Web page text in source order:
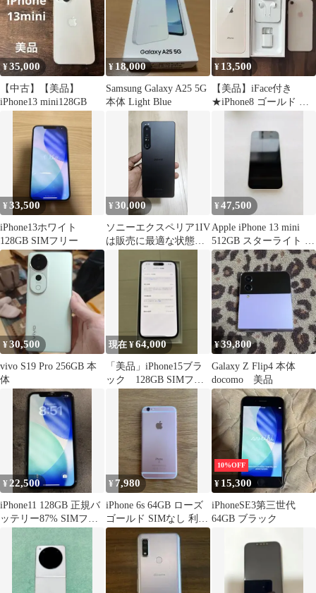
¥35,000
【中古】【美品】
iPhone13 mini128GB
¥ 18,000
Samsung Galaxy A25 5G
本体 Light Blue
¥ 13,500
【美品】iFace付き
★iPhone8 ゴールド 本
¥33,500
iPhone13ホワイト
128GB SIMフリー
¥30,000
ソニーエクスペリア1IV
は販売に最適な状態で
¥47,500
Apple iPhone 13 mini
512GB スターライト 本
体
¥30,500
vivo S19 Pro 256GB 本
体
現在 ¥64,000
「美品」iPhone15ブラ
ック 128GB SIMフリ
¥39,800
Galaxy Z Flip4 本体
docomo 美品
¥ 22,500
iPhone11 128GB 正規バ
ッテリー87% SIMフリ
¥ 7,980
iPhone 6s 64GB ローズ
ゴールド SIMなし 利用
制限○ 訳あり
10%OFF
¥ 15,300
iPhoneSE3第三世代
64GB ブラック